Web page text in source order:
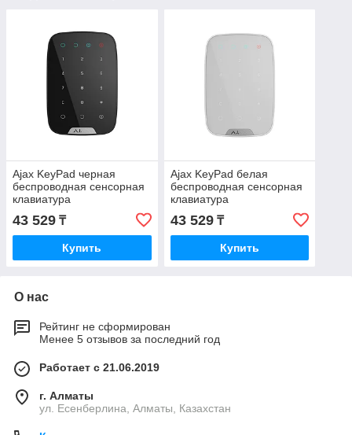
Ajax KeyPad черная
беспроводная сенсорная
клавиатура
43 529 ₸
Купить
Ajax KeyPad белая
беспроводная сенсорная
клавиатура
43 529₸
Купить
О нас
Рейтинг не сформирован
Менее 5 отзывов за последний год
Работает с 21.06.2019
г. Алматы
ул. Есенберлина, Алматы, Казахстан